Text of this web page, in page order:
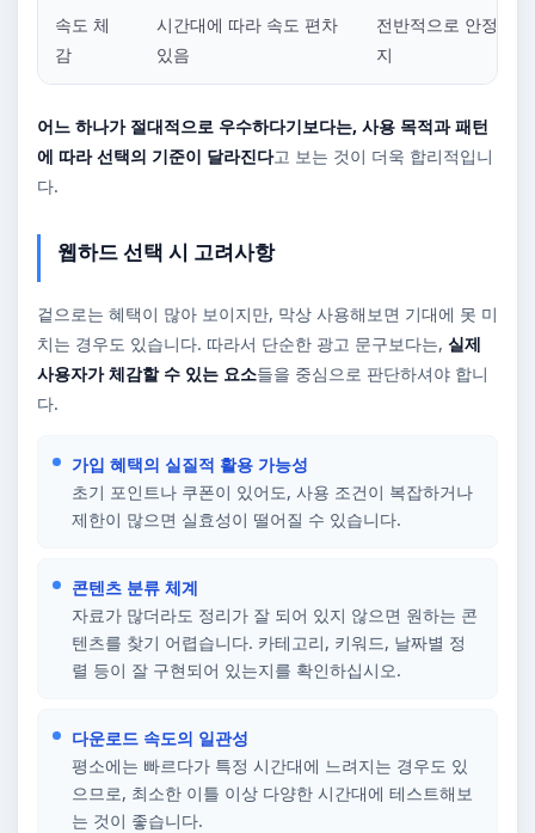
속도 체
감
시간대에 따라 속도 편차
있음
전반적으로 안정적
지
어느 하나가 절대적으로 우수하다기보다는, 사용 목적과 패턴
에 따라 선택의 기준이 달라진다고 보는 것이 더욱 합리적입니
다.
웹하드 선택 시 고려사항
겉으로는 혜택이 많아 보이지만, 막상 사용해보면 기대에 못 미
치는 경우도 있습니다. 따라서 단순한 광고 문구보다는, 실제
사용자가 체감할 수 있는 요소들을 중심으로 판단하셔야 합니
다.
가입 혜택의 실질적 활용 가능성
초기 포인트나 쿠폰이 있어도, 사용 조건이 복잡하거나
제한이 많으면 실효성이 떨어질 수 있습니다.
콘텐츠 분류 체계
자료가 많더라도 정리가 잘 되어 있지 않으면 원하는 콘
텐츠를 찾기 어렵습니다. 카테고리, 키워드, 날짜별 정
렬 등이 잘 구현되어 있는지를 확인하십시오.
다운로드 속도의 일관성
평소에는 빠르다가 특정 시간대에 느려지는 경우도 있
으므로, 최소한 이틀 이상 다양한 시간대에 테스트해보
는 것이 좋습니다.